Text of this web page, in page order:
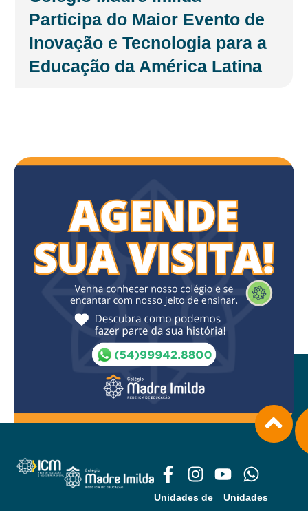
Participa do Maior Evento de
Inovação e Tecnologia para a
Educação da América Latina
Unidades de
Unidades